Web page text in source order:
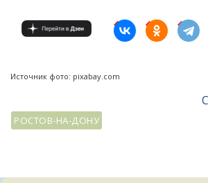
Источник фото: pixabay.com
РОСТОВ-НА-ДОНУ